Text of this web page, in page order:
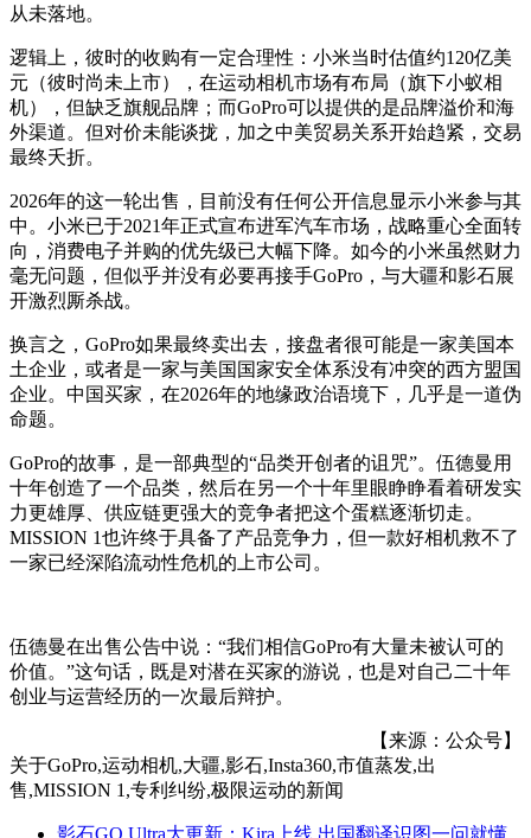
从未落地。
逻辑上，彼时的收购有一定合理性：小米当时估值约120亿美
元（彼时尚未上市），在运动相机市场有布局（旗下小蚁相
机），但缺乏旗舰品牌；而GoPro可以提供的是品牌溢价和海
外渠道。但对价未能谈拢，加之中美贸易关系开始趋紧，交易
最终夭折。
2026年的这一轮出售，目前没有任何公开信息显示小米参与其
中。小米已于2021年正式宣布进军汽车市场，战略重心全面转
向，消费电子并购的优先级已大幅下降。如今的小米虽然财力
毫无问题，但似乎并没有必要再接手GoPro，与大疆和影石展
开激烈厮杀战。
换言之，GoPro如果最终卖出去，接盘者很可能是一家美国本
土企业，或者是一家与美国国家安全体系没有冲突的西方盟国
企业。中国买家，在2026年的地缘政治语境下，几乎是一道伪
命题。
GoPro的故事，是一部典型的“品类开创者的诅咒”。伍德曼用
十年创造了一个品类，然后在另一个十年里眼睁睁看着研发实
力更雄厚、供应链更强大的竞争者把这个蛋糕逐渐切走。
MISSION 1也许终于具备了产品竞争力，但一款好相机救不了
一家已经深陷流动性危机的上市公司。
伍德曼在出售公告中说：“我们相信GoPro有大量未被认可的
价值。”这句话，既是对潜在买家的游说，也是对自己二十年
创业与运营经历的一次最后辩护。
【来源：公众号】
关于GoPro,运动相机,大疆,影石,Insta360,市值蒸发,出
售,MISSION 1,专利纠纷,极限运动的新闻
影石GO Ultra大更新：Kira上线 出国翻译识图一问就懂